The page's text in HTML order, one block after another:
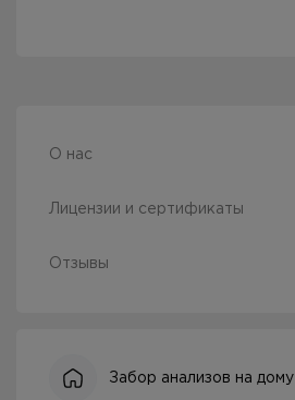
О нас
Лицензии и сертификаты
Отзывы
Забор анализов на дому